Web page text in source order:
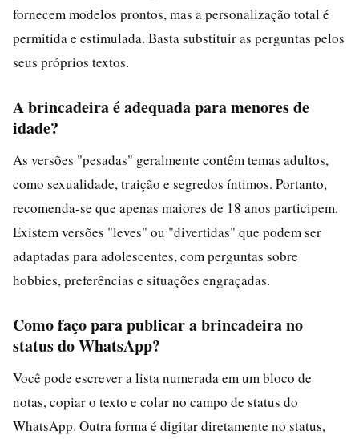
fornecem modelos prontos, mas a personalização total é
permitida e estimulada. Basta substituir as perguntas pelos
seus próprios textos.
A brincadeira é adequada para menores de
idade?
As versões "pesadas" geralmente contêm temas adultos,
como sexualidade, traição e segredos íntimos. Portanto,
recomenda-se que apenas maiores de 18 anos participem.
Existem versões "leves" ou "divertidas" que podem ser
adaptadas para adolescentes, com perguntas sobre
hobbies, preferências e situações engraçadas.
Como faço para publicar a brincadeira no
status do WhatsApp?
Você pode escrever a lista numerada em um bloco de
notas, copiar o texto e colar no campo de status do
WhatsApp. Outra forma é digitar diretamente no status,